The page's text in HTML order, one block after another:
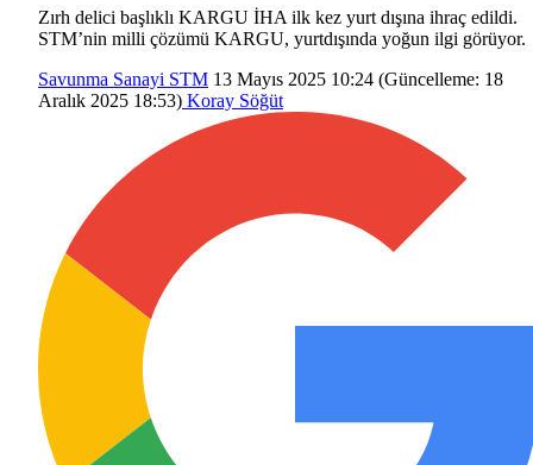
Zırh delici başlıklı KARGU İHA ilk kez yurt dışına ihraç edildi.
STM’nin milli çözümü KARGU, yurtdışında yoğun ilgi görüyor.
Savunma Sanayi STM 13 Mayıs 2025 10:24 (Güncelleme: 18
Aralık 2025 18:53) Koray Söğüt